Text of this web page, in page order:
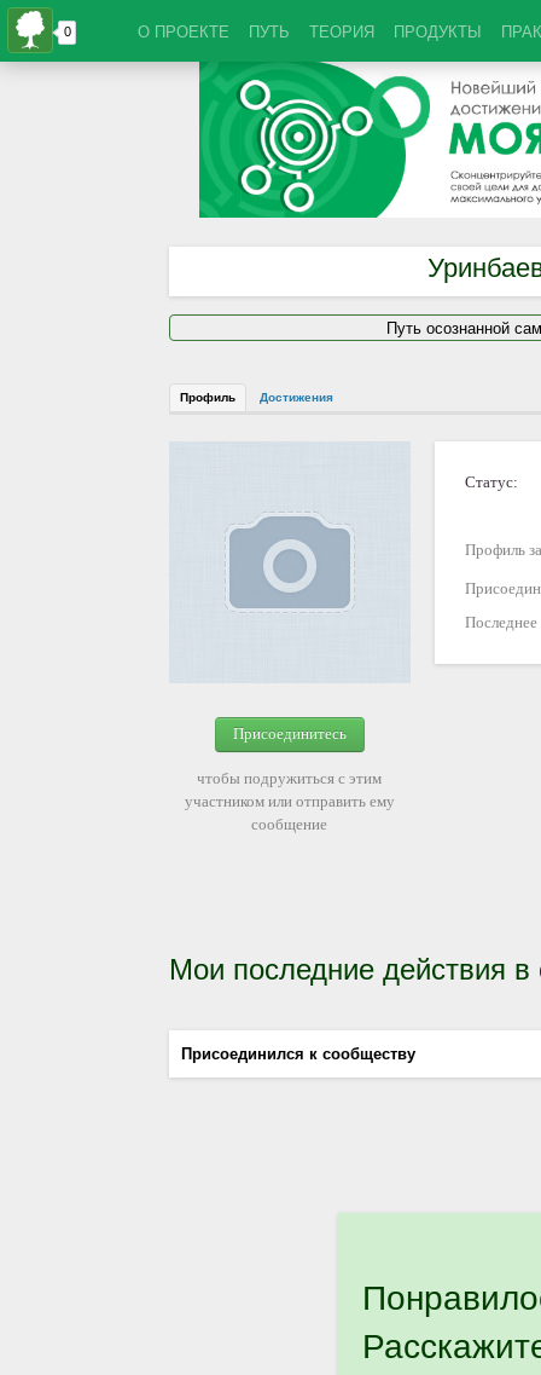
О ПРОЕКТЕ ПУТЬ ТЕОРИЯ ПРОДУКТЫ
Путь осознанной
Профиль Достижения
Присоединитесь
чтобы подружиться с этим
участником или отправить ему
сообщение
Статус:
Профиль
Мои последние действия
Присоединился к сообществу